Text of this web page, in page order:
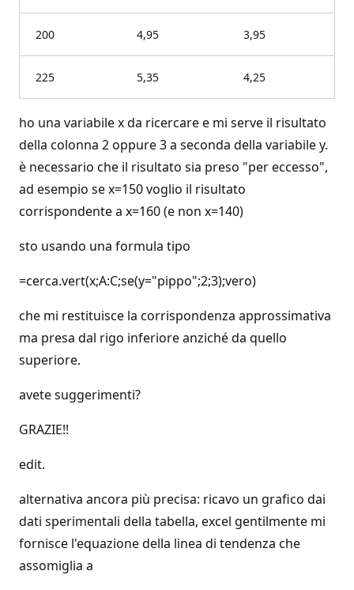
200 4,95 3,95
225 5,35 4,25
ho una variabile x da ricercare e mi serve il risultato
della colonna 2 oppure 3 a seconda della variabile y.
è necessario che il risultato sia preso "per eccesso",
ad esempio se x=150 voglio il risultato
corrispondente a x=160 (e non x=140)
sto usando una formula tipo
=cerca.vert(x;A:C;se(y="pippo";2;3);vero)
che mi restituisce la corrispondenza approssimativa
ma presa dal rigo inferiore anziché da quello
superiore.
avete suggerimenti?
GRAZIE!!
edit.
alternativa ancora più precisa: ricavo un grafico dai
dati sperimentali della tabella, excel gentilmente mi
fornisce l'equazione della linea di tendenza che
assomiglia a